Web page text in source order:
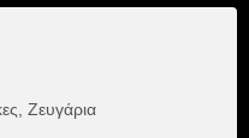
Zευγάρια